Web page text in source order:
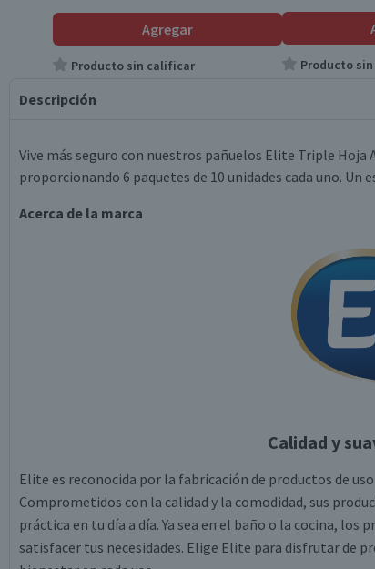
Agregar
Producto sin calificar Producto
Descripción
Vive más seguro con nuestros pañuelos Elite Triple
proporcionando 6 paquetes de 10 unidades cada uno. Un
Acerca de la marca
Calidad y
Elite es reconocida por la fabricación de productos de
Comprometidos con la calidad y la comodidad, sus
práctica en tu día a día. Ya sea en el baño o la cocina,
satisfacer tus necesidades. Elige Elite para disfrutar de